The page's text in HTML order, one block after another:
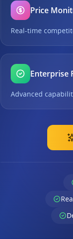
Price
Real-time
Enterprise
Advanced